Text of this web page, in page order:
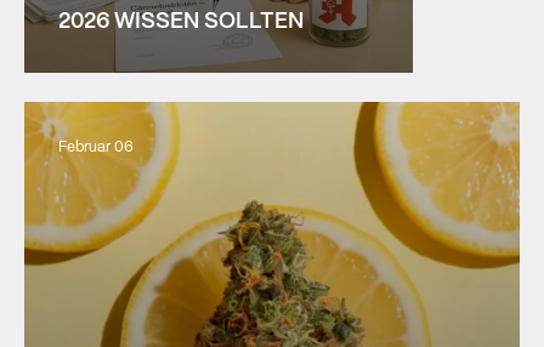
2026 WISSEN SOLLTEN
Februar 06